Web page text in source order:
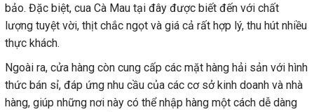
bảo. Đặc biệt, cua Cà Mau tại đây được biết đến với chất
lượng tuyệt vời, thịt chắc ngọt và giá cả rất hợp lý, thu hút nhiều
thực khách.
Ngoài ra, cửa hàng còn cung cấp các mặt hàng hải sản với hình
thức bán sỉ, đáp ứng nhu cầu của các cơ sở kinh doanh và nhà
hàng, giúp những nơi này có thể nhập hàng một cách dễ dàng